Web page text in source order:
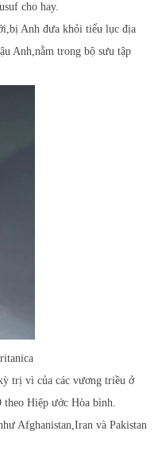
cho hay.
Anh đưa khỏi tiểu lục địa
Anh,nằm trong bộ sưu tập
trị vì của các vương triều ở
Hiệp ước Hòa bình.
Afghanistan,Iran và Pakistan